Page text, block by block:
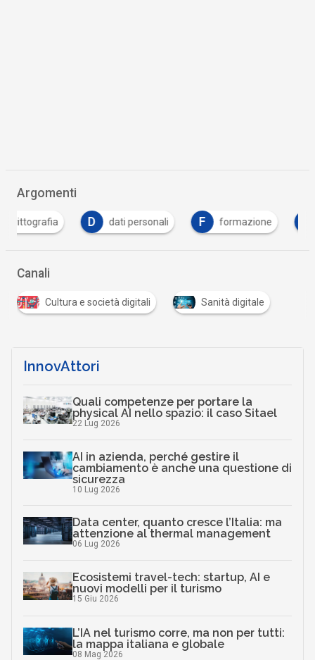
Argomenti
D dati personali F formazione T
Canali
Cultura e società digitali Sanità digitale
InnovAttori
Quali competenze per portare la
physical AI nello spazio: il caso Sitael
22 Lug 2026
AI in azienda, perché gestire il
cambiamento è anche una questione di
sicurezza
10 Lug 2026
Data center, quanto cresce l’Italia: ma
attenzione al thermal management
06 Lug 2026
Ecosistemi travel-tech: startup, AI e
nuovi modelli per il turismo
15 Giu 2026
L’IA nel turismo corre, ma non per tutti:
la mappa italiana e globale
08 Mag 2026